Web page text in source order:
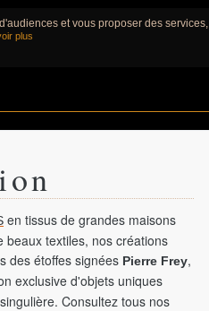
et vous proposer des services,
plus
en tissus de grandes maisons
textiles, nos créations
des étoffes signées Pierre Frey,
exclusive d'objets uniques
Consultez tous nos